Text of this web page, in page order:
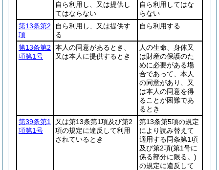
自ら利用し、又は提供し
てはならない
自ら利用してはな
らない
第13条第2
項
自ら利用し、又は提供す
る
自ら利用する
第13条第2
項第1号
本人の同意があるとき、
又は本人に提供するとき
人の生命、身体又
は財産の保護のた
めに必要がある場
合であって、本人
の同意があり、又
は本人の同意を得
ることが困難であ
るとき
第39条第1
項第1号
又は第13条第1項及び第2
項の規定に違反して利用
されているとき
第13条第5項の規定
により読み替えて
適用する同条第1項
及び第2項(第1号に
係る部分に限る。)
の規定に違反して